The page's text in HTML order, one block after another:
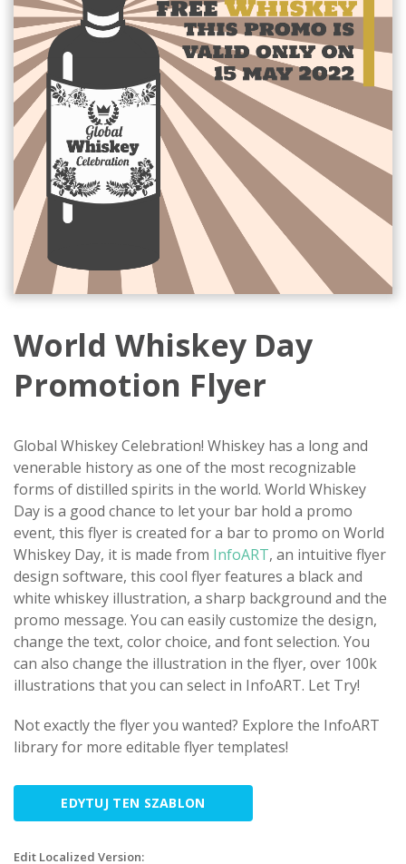
World Whiskey Day
Promotion Flyer
Global Whiskey Celebration! Whiskey has a long and
venerable history as one of the most recognizable
forms of distilled spirits in the world. World Whiskey
Day is a good chance to let your bar hold a promo
event, this flyer is created for a bar to promo on World
Whiskey Day, it is made from InfoART, an intuitive flyer
design software, this cool flyer features a black and
white whiskey illustration, a sharp background and the
promo message. You can easily customize the design,
change the text, color choice, and font selection. You
can also change the illustration in the flyer, over 100k
illustrations that you can select in InfoART. Let Try!
Not exactly the flyer you wanted? Explore the InfoART
library for more editable flyer templates!
EDYTUJ TEN SZABLON
Edit Localized Version: